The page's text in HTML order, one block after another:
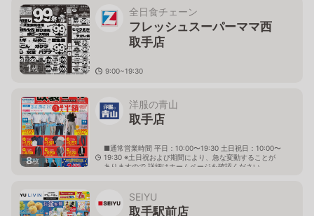
1枚
全日食チェーン
フレッシュスーパーママ西
取手店
9:00~19:30
8枚
洋服の青山
取手店
■通常営業時間 平日：10:00〜19:30 土日祝日：10:00〜
19:30 ※土日祝および期間により、急な変動することが
ありますので 詳細はホームページを確認ください
SEIYU
取手駅前店